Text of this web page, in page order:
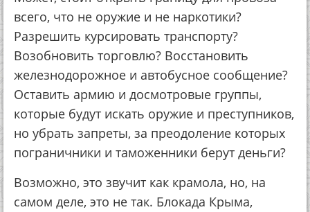
всего, что не оружие и не наркотики?
Разрешить курсировать транспорту?
Возобновить торговлю? Восстановить
железнодорожное и автобусное сообщение?
Оставить армию и досмотровые группы,
которые будут искать оружие и преступников,
но убрать запреты, за преодоление которых
пограничники и таможенники берут деньги?
Возможно, это звучит как крамола, но, на
самом деле, это не так. Блокада Крыма,